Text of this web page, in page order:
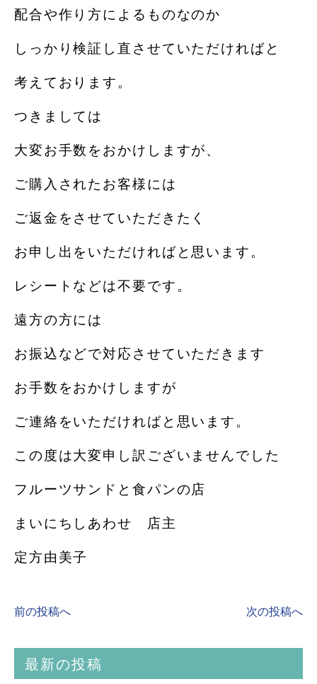
配合や作り方によるものなのか
しっかり検証し直させていただければと
考えております。
つきましては
大変お手数をおかけしますが、
ご購入されたお客様には
ご返金をさせていただきたく
お申し出をいただければと思います。
レシートなどは不要です。
遠方の方には
お振込などで対応させていただきます
お手数をおかけしますが
ご連絡をいただければと思います。
この度は大変申し訳ございませんでした
フルーツサンドと食パンの店
まいにちしあわせ 店主
定方由美子
前の投稿へ 次の投稿へ
最新の投稿